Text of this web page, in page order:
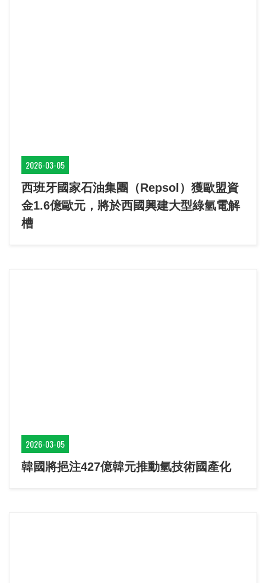
2026-03-05
西班牙國家石油集團（Repsol）獲歐盟資
金1.6億歐元，將於西國興建大型綠氫電解
槽
2026-03-05
韓國將挹注427億韓元推動氫技術國產化